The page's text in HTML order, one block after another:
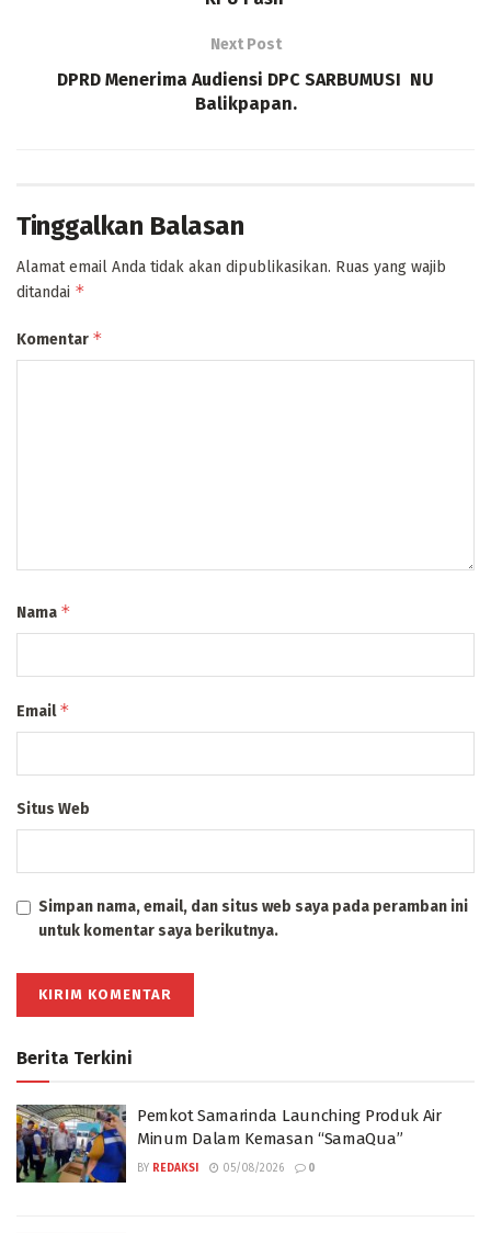
Next Post
DPRD Menerima Audiensi DPC SARBUMUSI NU
Balikpapan.
Tinggalkan Balasan
Alamat email Anda tidak akan dipublikasikan. Ruas yang wajib
ditandai *
Komentar *
Nama *
Email*
Situs Web
Simpan nama, email, dan situs web saya pada peramban ini
untuk komentar saya berikutnya.
Berita Terkini
Pemkot Samarinda Launching Produk Air
Minum Dalam Kemasan “SamaQua”
BY REDAKSI 05/08/2026 0